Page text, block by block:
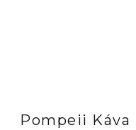
Pompeii Káva